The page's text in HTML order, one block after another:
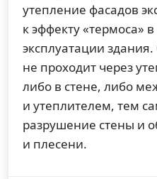
утепление фасадов
к эффекту «термоса»
эксплуатации
не проходит через
либо в стене, либо
и утеплителем, тем
разрушение стены и
и плесени.